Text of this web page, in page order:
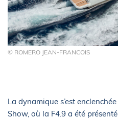
© ROMERO JEAN-FRANCOIS
La dynamique s’est
Show, où la F4.9 a été